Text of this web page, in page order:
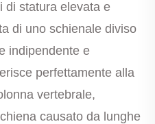
di statura elevata e
di uno schienale diviso
indipendente e
perfettamente alla
vertebrale,
causato da lunghe